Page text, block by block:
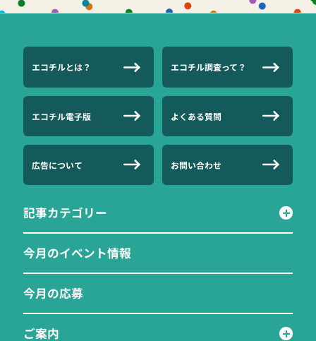
エコチルとは？ エコチル調査って？
エコチル電子版 よくある質問
広告について お問い合わせ
記事カテゴリー
今月のイベント情報
今月の応募
ご案内